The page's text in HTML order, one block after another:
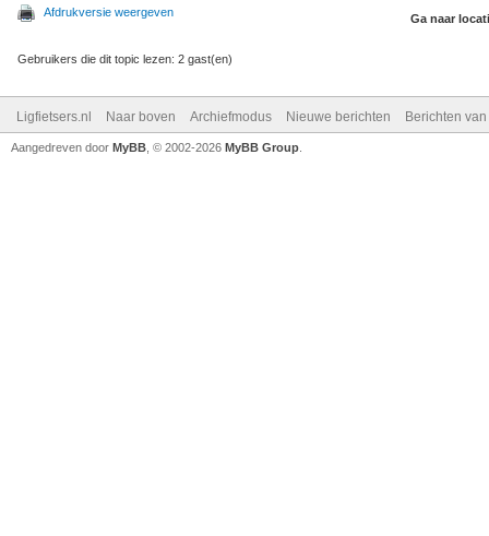
Afdrukversie weergeven Ga naar
Gebruikers die dit topic lezen: 2 gast(en)
Ligfietsers.nl Naar boven Archiefmodus Nieuwe berichten Berichten
Aangedreven door MyBB , © 2002-2026 MyBB Group